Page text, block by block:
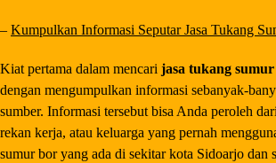
– Kumpulkan Informasi Seputar Jasa Tukang
Kiat pertama dalam mencari jasa tukang
dengan mengumpulkan informasi sebanyak-
sumber. Informasi tersebut bisa Anda peroleh
rekan kerja, atau keluarga yang pernah
sumur bor yang ada di sekitar kota Sidoarjo dan